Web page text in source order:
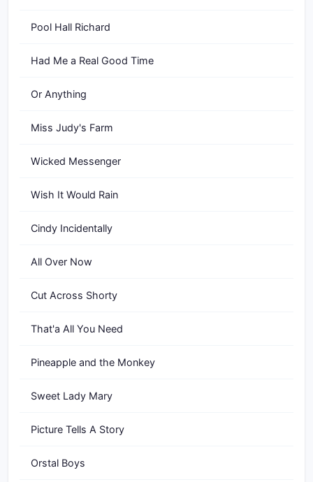
Pool Hall Richard
Had Me a Real Good Time
Or Anything
Miss Judy's Farm
Wicked Messenger
Wish It Would Rain
Cindy Incidentally
All Over Now
Cut Across Shorty
That'a All You Need
Pineapple and the Monkey
Sweet Lady Mary
Picture Tells A Story
Orstal Boys